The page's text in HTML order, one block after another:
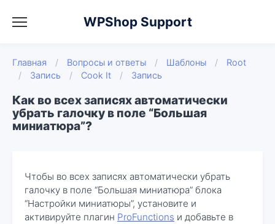
WPShop Support
Главная / Вопросы и ответы / Шаблоны /
Root
/
Запись / Cook It / Запись
Как во всех записях автоматически
убрать галочку в поле “Большая
миниатюра”?
Чтобы во всех записях автоматически убрать
галочку в поле “Большая миниатюра” блока
“Настройки миниатюры”, установите и
активируйте плагин ProFunctions и добавьте в